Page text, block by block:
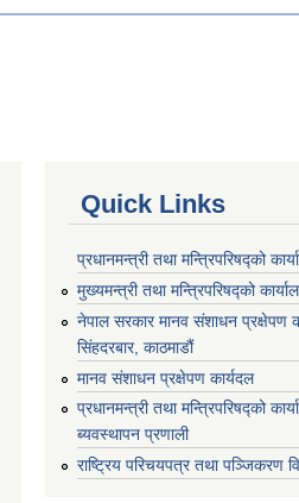
Quick Links
प्रधानमन्त्री तथा मन्त्रिपरिषद्को
मुख्यमन्त्री तथा मन्त्रिपरिषद्को
नेपाल सरकार मानव संशाधन प्रक्षेपण
सिंहदरबार, काठमाडौं
मानव संशाधन प्रक्षेपण कार्यदल
प्रधानमन्त्री तथा मन्त्रिपरिषद्को
ब्यवस्थापन प्रणाली
राष्ट्रिय परिचयपत्र तथा पञ्जिकरण